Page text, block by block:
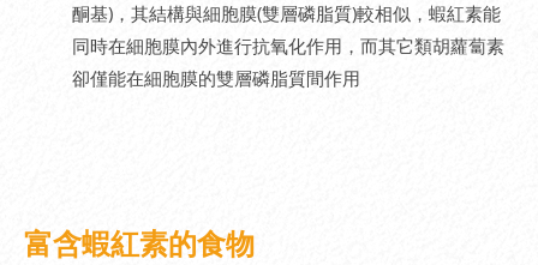
酮基)，其結構與細胞膜(雙層磷脂質)較相似，蝦紅素能
同時在細胞膜內外進行抗氧化作用，而其它類胡蘿蔔素
卻僅能在細胞膜的雙層磷脂質間作用
富含蝦紅素的食物